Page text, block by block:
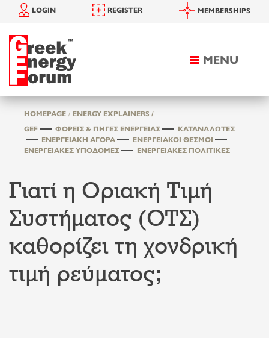
Toggle
MENU
LOGIN REGISTER MEMBERSHIPS
HOMEPAGE
ENERGY EXPLAINERS /
GEF
ΦΟΡΕΊΣ & ΠΗΓΈΣ ΕΝΈΡΓΕΙΑΣ
ΚΑΤΑΝΑΛΩΤΈΣ
ΕΝΕΡΓΕΙΑΚΉ ΑΓΟΡΆ
ΕΝΕΡΓΕΙΑΚΟΊ ΘΕΣΜΟΊ
ΕΝΕΡΓΕΙΑΚΈΣ ΥΠΟΔΟΜΈΣ
ΕΝΕΡΓΕΙΑΚΈΣ ΠΟΛΙΤΙΚΈΣ
Γιατί η Οριακή Τιμή
Συστήματος (ΟΤΣ)
καθορίζει τη χονδρική
τιμή ρεύματος;